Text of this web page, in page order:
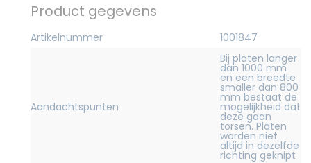
Product gegevens
Artikelnummer 1001847
Aandachtspunten
Bij platen langer
dan 1000 mm
en een breedte
smaller dan 800
mm bestaat de
mogelijkheid dat
deze gaan
torsen. Platen
worden niet
altijd in dezelfde
richting geknipt